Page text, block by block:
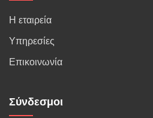
Η εταιρεία
Υπηρεσίες
Επικοινωνία
Σύνδεσμοι